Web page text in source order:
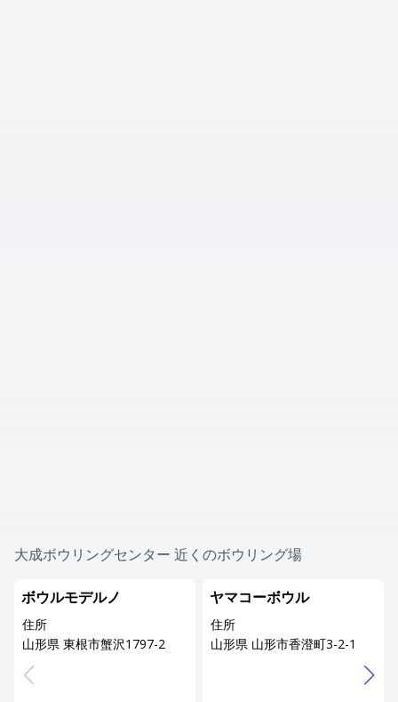
大成ボウリングセンター 近くのボウリング場
ボウルモデルノ
住所
山形県 東根市蟹沢1797-2
ヤマコーボウル
住所
山形県 山形市香澄町3-2-1